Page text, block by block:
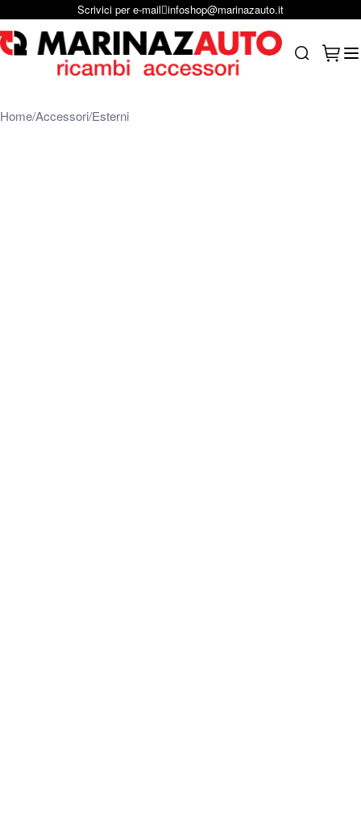
Salta al contenutoScrivici su Whastapp +39 331 1804865
HomeAccessori Esterni